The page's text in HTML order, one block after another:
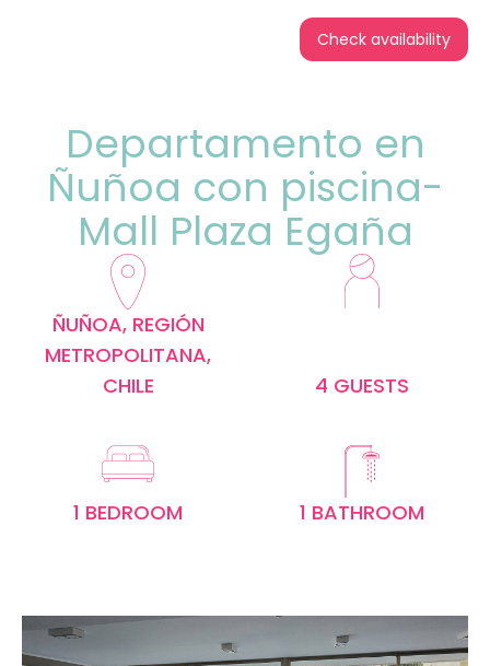
Check availability
Departamento en
Ñuñoa con piscina-
Mall Plaza Egaña
ÑUÑOA, REGIÓN
METROPOLITANA,
CHILE
4 GUESTS
1 BEDROOM 1 BATHROOM